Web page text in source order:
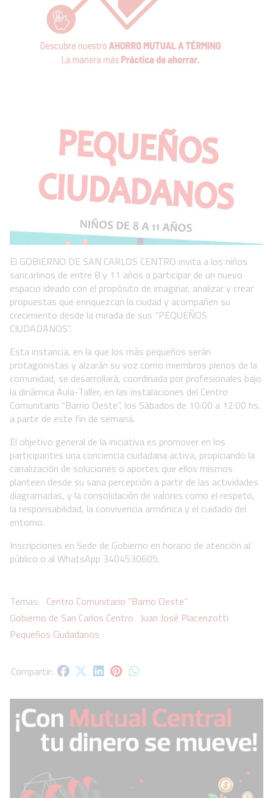
El GOBIERNO DE SAN CARLOS CENTRO invita a los niños
sancarlinos de entre 8 y 11 años a participar de un nuevo
espacio ideado con el propósito de imaginar, analizar y crear
propuestas que enriquezcan la ciudad y acompañen su
crecimiento desde la mirada de sus “PEQUEÑOS
CIUDADANOS”.
Esta instancia, en la que los más pequeños serán
protagonistas y alzarán su voz como miembros plenos de la
comunidad, se desarrollará, coordinada por profesionales bajo
la dinámica Aula-Taller, en las instalaciones del Centro
Comunitario “Barrio Oeste”, los Sábados de 10:00 a 12:00 hs.
a partir de este fin de semana.
El objetivo general de la iniciativa es promover en los
participantes una conciencia ciudadana activa, propiciando la
canalización de soluciones o aportes que ellos mismos
planteen desde su sana percepción a partir de las actividades
diagramadas, y la consolidación de valores como el respeto,
la responsabilidad, la convivencia armónica y el cuidado del
entorno.
Inscripciones en Sede de Gobierno en horario de atención al
público o al WhatsApp 3404530605.
Centro Comunitario “Barrio Oeste”
Gobierno de San Carlos Centro Juan José Placenzotti
Pequeños Ciudadanos